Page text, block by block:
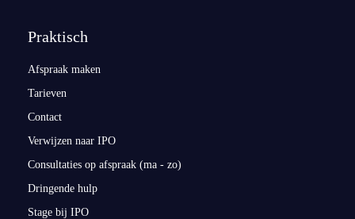
Praktisch
Afspraak maken
Tarieven
Contact
Verwijzen naar IPO
Consultaties op afspraak (ma - zo)
Dringende hulp
Stage bij IPO